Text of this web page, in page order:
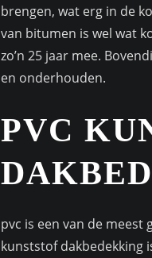
brengen, wat erg in de
van bitumen is wel wat
zo’n 25 jaar mee.
en onderhouden.
PVC
pvc is een van de
kunststof dakbedekking